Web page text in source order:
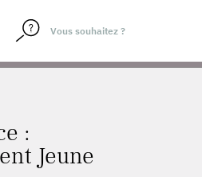
:
Jeune